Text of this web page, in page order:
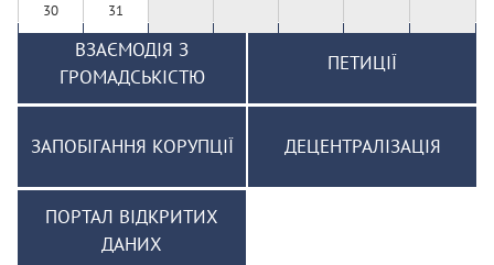
30 31
ВЗАЄМОДІЯ З
ГРОМАДСЬКІСТЮ
ПЕТИЦІЇ
ЗАПОБІГАННЯ КОРУПЦІЇ ДЕЦЕНТРАЛІЗАЦІЯ
ПОРТАЛ ВІДКРИТИХ
ДАНИХ